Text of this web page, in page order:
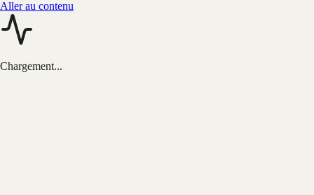
Aller au contenu
Chargement...